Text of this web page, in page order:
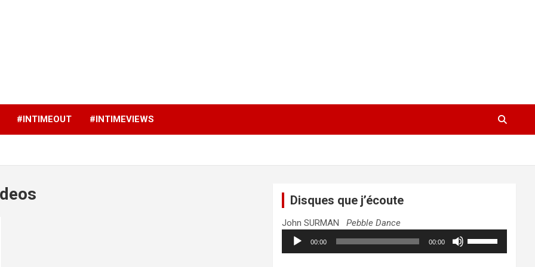
#INTIMEOUT #INTIMEVIEWS
Disques que j’écoute
John SURMANPebble Dance
Lecteur
audio
00:00 00:00